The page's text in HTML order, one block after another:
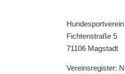
Fichtenstraße 5
71106 Magstadt
Vereinsregister: